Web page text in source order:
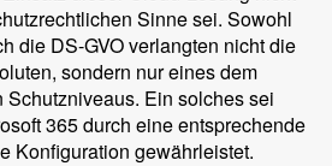
Sinne sei. Sowohl
die DS-GVO verlangten nicht die
sondern nur eines dem
Ein solches sei
365 durch eine entsprechende
Konfiguration gewährleistet.